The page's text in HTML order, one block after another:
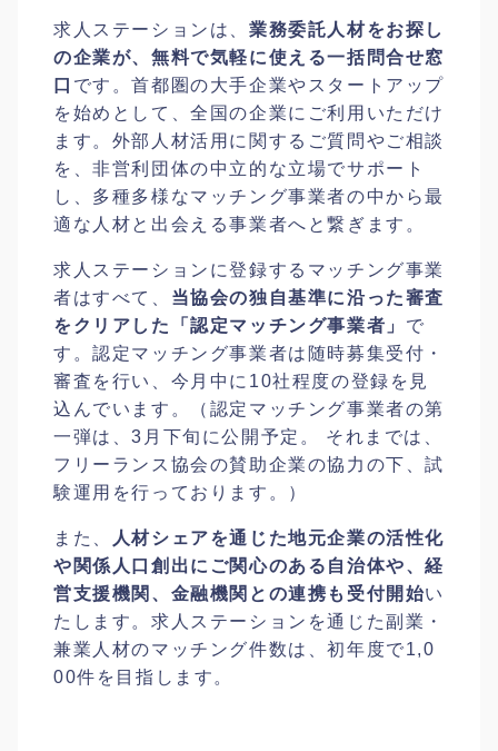
求人ステーションは、 業務委託人材をお探し
の企業が、無料で気軽に使える一括問合せ窓
口 です。首都圏の大手企業やスタートアップ
を始めとして、全国の企業にご利用いただけ
ます。外部人材活用に関するご質問やご相談
を、非営利団体の中立的な立場でサポート
し、多種多様なマッチング事業者の中から最
適な人材と出会える事業者へと繋ぎます。
求人ステーションに登録するマッチング事業
者はすべて、 当協会の独自基準に沿った審査
をクリアした「認定マッチング事業者」 で
す。認定マッチング事業者は随時募集受付・
審査を行い、今月中に10社程度の登録を見
込んでいます。（認定マッチング事業者の第
一弾は、3月下旬に公開予定。 それまでは、
フリーランス協会の賛助企業の協力の下、試
験運用を行っております。）
また、
人材シェアを通じた地元企業の活性化
や関係人口創出にご関心のある自治体や、経
営支援機関、金融機関との連携も受付開始い
たします。求人ステーションを通じた副業・
兼業人材のマッチング件数は、初年度で1,0
00件を目指します。